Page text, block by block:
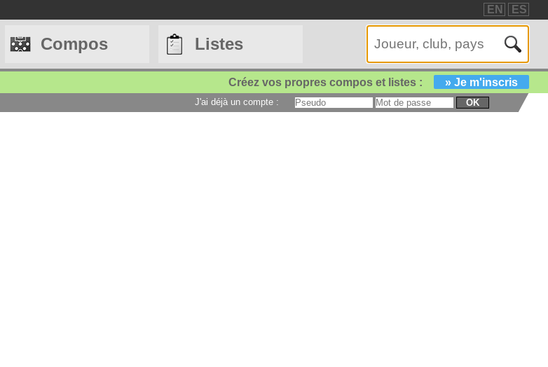
EN ES
Compos Listes
Créez vos propres compos et listes : » Je m'inscris
J'ai déjà un compte : OK